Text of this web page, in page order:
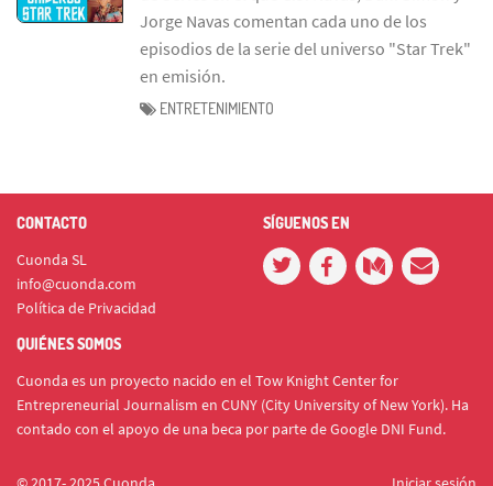
Jorge Navas comentan cada uno de los
episodios de la serie del universo "Star Trek"
en emisión.
ENTRETENIMIENTO
CONTACTO
Cuonda SL
info@cuonda.com
Política de Privacidad
SÍGUENOS EN
QUIÉNES SOMOS
Cuonda es un proyecto nacido en el Tow Knight Center for
Entrepreneurial Journalism en CUNY (City University of New York). Ha
contado con el apoyo de una beca por parte de Google DNI Fund.